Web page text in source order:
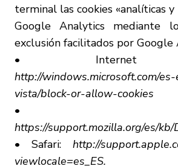
terminal las cookies «analíticas
Google Analytics mediante
exclusión facilitados por Google
• Internet
http://windows.microsoft.com/
vista/block-or-allow-cookies
•
https://support.mozilla.org/es/
• Safari: http://
viewlocale=es_ES.